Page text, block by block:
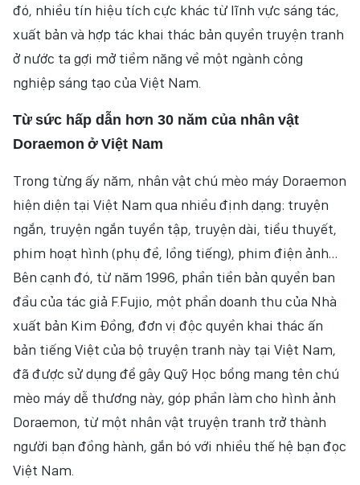
KHOA HỌC - GIÁO DỤC
NHÂN DÂN ĐIỆN TỬ
BÁO THỜI NAY
đó, nhiều tín hiệu tích cực khác từ lĩnh vực sáng tác,
xuất bản và hợp tác khai thác bản quyền truyện tranh
ở nước ta gợi mở tiềm năng về một ngành công
nghiệp sáng tạo của Việt Nam.
Từ sức hấp dẫn hơn 30 năm của nhân vật
Doraemon ở Việt Nam
Trong từng ấy năm, nhân vật chú mèo máy Doraemon
hiện diện tại Việt Nam qua nhiều định dạng: truyện
ngắn, truyện ngắn tuyển tập, truyện dài, tiểu thuyết,
phim hoạt hình (phụ đề, lồng tiếng), phim điện ảnh…
Bên cạnh đó, từ năm 1996, phần tiền bản quyền ban
đầu của tác giả F.Fujio, một phần doanh thu của Nhà
xuất bản Kim Đồng, đơn vị độc quyền khai thác ấn
bản tiếng Việt của bộ truyện tranh này tại Việt Nam,
đã được sử dụng để gây Quỹ Học bổng mang tên chú
mèo máy dễ thương này, góp phần làm cho hình ảnh
Doraemon, từ một nhân vật truyện tranh trở thành
người bạn đồng hành, gắn bó với nhiều thế hệ bạn đọc
Việt Nam.